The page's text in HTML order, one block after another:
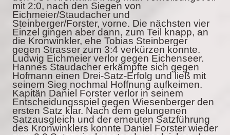
mit 2:0, nach den Siegen von
Eichmeier/Staudacher und
Steinberger/Forster, vorne. Die nächsten vier
Einzel gingen aber dann, zum Teil knapp, an
die Kronwinkler, ehe Tobias Steinberger
gegen Strasser zum 3:4 verkürzen konnte.
Ludwig Eichmeier verlor gegen Eichenseer.
Hannes Staudacher erkämpfte sich gegen
Hofmann einen Drei-Satz-Erfolg und ließ mit
seinem Sieg nochmal Hoffnung aufkeimen.
Kapitän Daniel Forster verlor in seinem
Entscheidungsspiel gegen Wiesenberger den
ersten Satz klar. Nach dem gelungenen
Satzausgleich und der erneuten Satzführung
des Kronwinklers konnte Daniel Forster wieder